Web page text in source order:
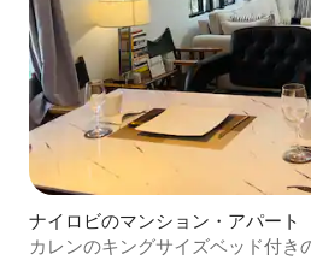
ナイロビのマンション・アパート
カレンのキングサイズベッド付き